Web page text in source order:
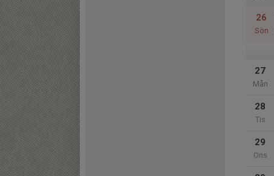
26
Sön
27
Mån
28
Tis
29
Ons